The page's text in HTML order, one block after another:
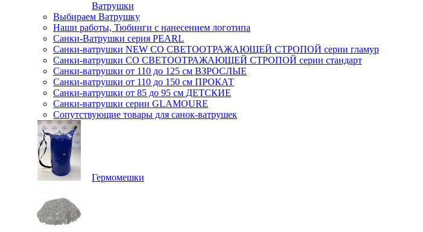
Ватрушки
Выбираем Ватрушку
Наши работы, Тюбинги с нанесением логотипа
Санки-Ватрушки серия PEARL
Санки-ватрушки NEW СО СВЕТООТРАЖАЮЩЕЙ СТРОПОЙ серии гламур
Санки-ватрушки СО СВЕТООТРАЖАЮЩЕЙ СТРОПОЙ серии стандарт
Санки-ватрушки от 110 до 125 см ВЗРОСЛЫЕ
Санки-ватрушки от 110 до 150 см ПРОКАТ
Санки-ватрушки от 85 до 95 см ДЕТСКИЕ
Санки-ватрушки серии GLAMOURE
Сопутствующие товары для санок-ватрушек
Гермомешки